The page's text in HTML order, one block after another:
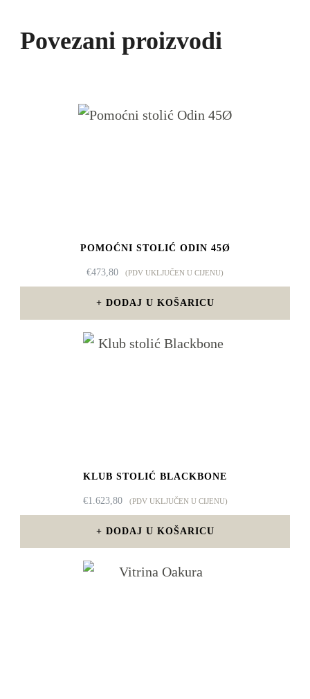
Povezani proizvodi
POMOĆNI STOLIĆ ODIN 45Ø
€473,80 (PDV UKLJUČEN U CIJENU)
DODAJ U KOŠARICU
KLUB STOLIĆ BLACKBONE
€1.623,80 (PDV UKLJUČEN U CIJENU)
DODAJ U KOŠARICU